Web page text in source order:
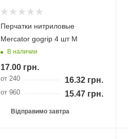
Перчатки нитриловые
Mercator gogrip 4 шт М
В наличии
17.00 грн.
от 240 16.32грн.
от 960 15.47грн.
Відправимо завтра